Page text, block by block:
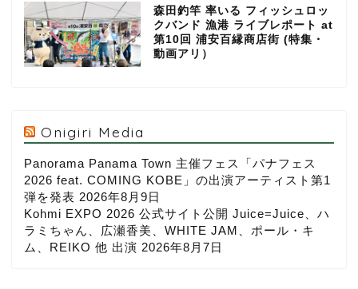
森田釣竿 率いる フィッシュロッ
クバンド 漁港 ライブレポート at
第10回 浦安百縁商店街 (特集・
動画アリ）
Onigiri Media
Panorama Panama Town 主催フェス「パナフェス
2026 feat. COMING KOBE」の出演アーティスト第1
弾を発表 2026年8月9日
Kohmi EXPO 2026 公式サイト公開 Juice=Juice、ハ
ラミちゃん、広瀬香美、WHITE JAM、ポール・キ
ム、REIKO 他 出演 2026年8月7日